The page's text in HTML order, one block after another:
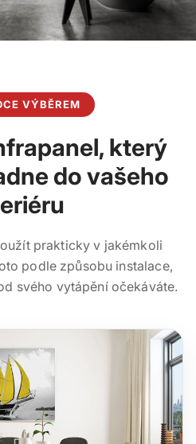
VÝBĚREM
který
do vašeho
prakticky v jakémkoli
podle způsobu instalace,
svého vytápění očekáváte.